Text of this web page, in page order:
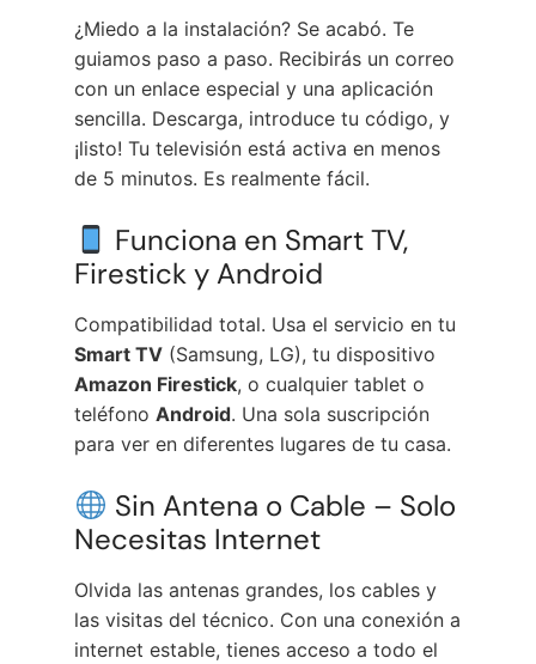
¿Miedo a la instalación? Se acabó. Te
guiamos paso a paso. Recibirás un correo
con un enlace especial y una aplicación
sencilla. Descarga, introduce tu código, y
¡listo! Tu televisión está activa en menos
de 5 minutos. Es realmente fácil.
Funciona en Smart TV,
Firestick y Android
Compatibilidad total. Usa el servicio en tu
Smart TV (Samsung, LG), tu dispositivo
Amazon Firestick, o cualquier tablet o
teléfonoAndroid. Una sola suscripción
para ver en diferentes lugares de tu casa.
Sin Antena o Cable – Solo
Necesitas Internet
Olvida las antenas grandes, los cables y
las visitas del técnico. Con una conexión a
internet estable, tienes acceso a todo el